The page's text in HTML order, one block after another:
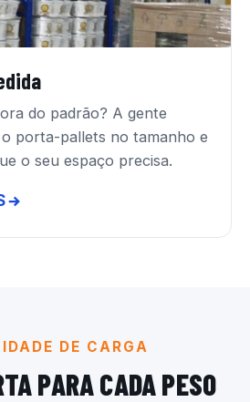
do padrão? A gente
porta-pallets no tamanho e
o seu espaço precisa.
DE CARGA
PARA CADA PESO